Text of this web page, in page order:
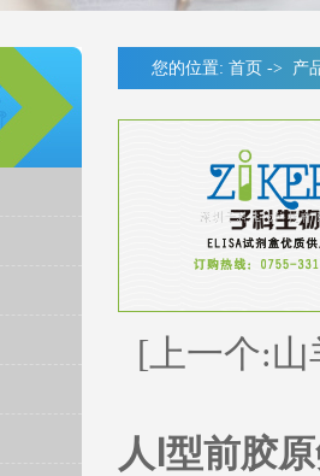
您的位置: 首页 -> 产
[上一个:山
人Ⅰ型前胶